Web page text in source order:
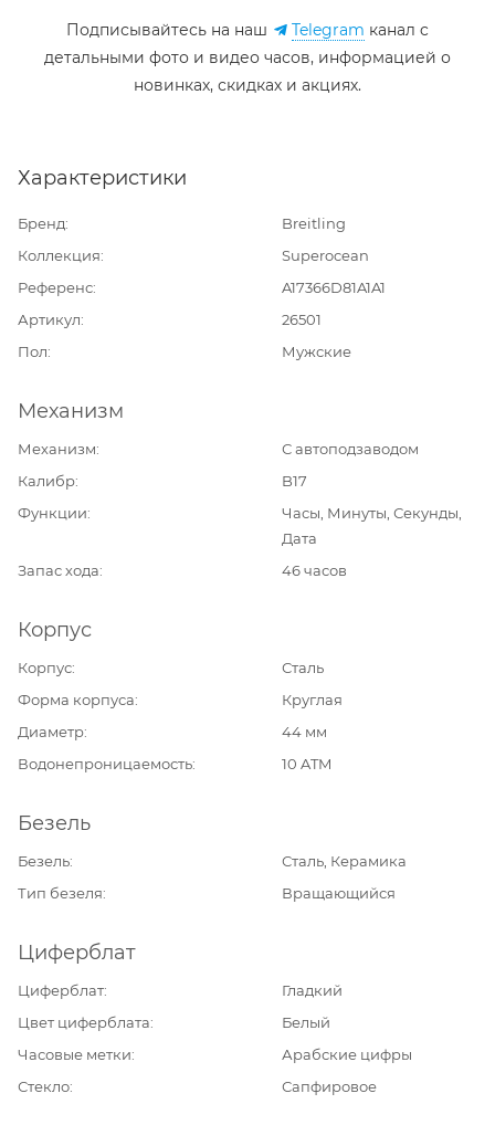
Подписывайтесь на наш Telegram канал c
детальными фото и видео часов, информацией о
новинках, скидках и акциях.
Характеристики
Бренд
Breitling
Коллекция
Superocean
Референс
A17366D81A1A1
Артикул
26501
Пол
Мужские
Механизм
Механизм
С автоподзаводом
Калибр
B17
Функции
Часы, Минуты, Секунды,
Дата
Запас хода
46 часов
Корпус
Корпус
Сталь
Форма корпуса
Круглая
Диаметр
44 мм
Водонепроницаемость
10 ATM
Безель
Безель
Сталь, Керамика
Тип безеля
Вращающийся
Циферблат
Циферблат
Гладкий
Цвет циферблата
Белый
Часовые метки
Арабские цифры
Стекло
Сапфировое